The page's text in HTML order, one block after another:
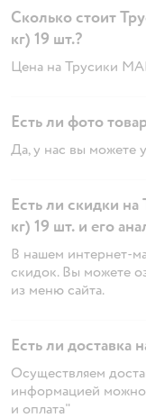
Сколько стоит
кг) 19 шт.?
Цена на Трусики
Есть ли фото
Да, у нас вы можете
Есть ли скидки
кг) 19 шт. и его
В нашем интернет-
скидок. Вы можете
из меню сайта.
Есть ли доставка
Осуществляем
информацией можно
и оплата"